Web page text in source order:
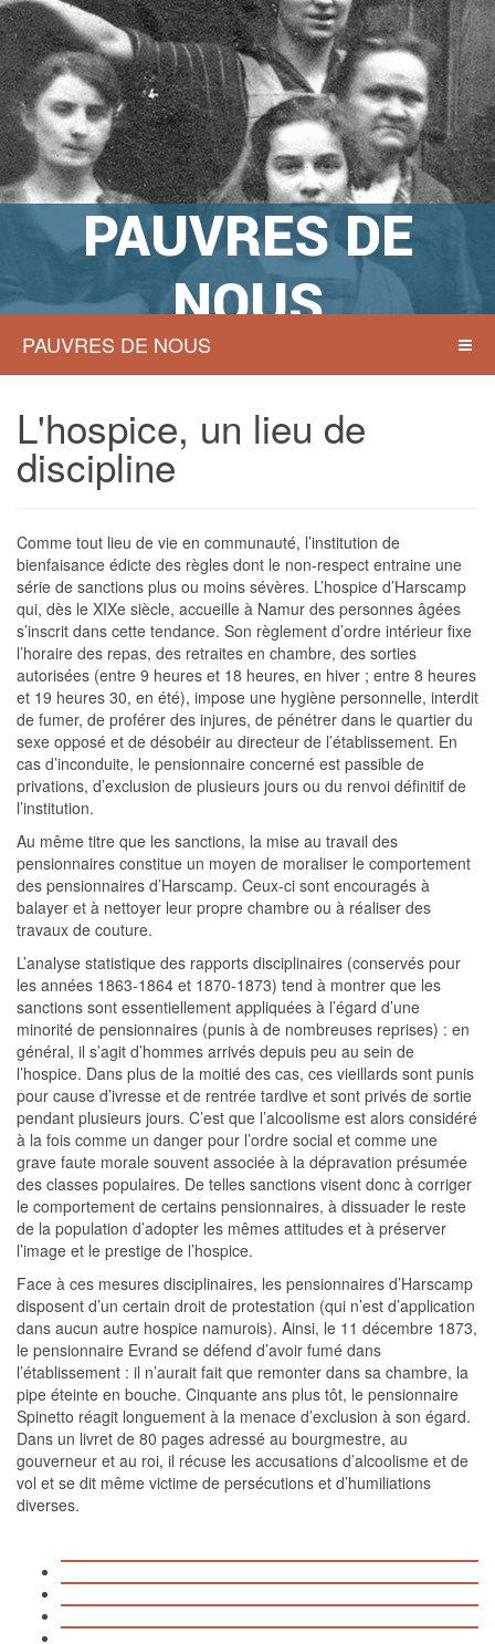
PAUVRES DE
NOUS
Actions sociales à Namur hier et
aujourd’hui
PAUVRES DE NOUS
L'hospice, un lieu de
discipline
Comme tout lieu de vie en communauté, l’institution de
bienfaisance édicte des règles dont le non-respect entraine une
série de sanctions plus ou moins sévères. L’hospice d’Harscamp
qui, dès le XIXe siècle, accueille à Namur des personnes âgées
s’inscrit dans cette tendance. Son règlement d’ordre intérieur fixe
l’horaire des repas, des retraites en chambre, des sorties
autorisées (entre 9 heures et 18 heures, en hiver ; entre 8 heures
et 19 heures 30, en été), impose une hygiène personnelle, interdit
de fumer, de proférer des injures, de pénétrer dans le quartier du
sexe opposé et de désobéir au directeur de l’établissement. En
cas d’inconduite, le pensionnaire concerné est passible de
privations, d’exclusion de plusieurs jours ou du renvoi définitif de
l’institution.
Au même titre que les sanctions, la mise au travail des
pensionnaires constitue un moyen de moraliser le comportement
des pensionnaires d’Harscamp. Ceux-ci sont encouragés à
balayer et à nettoyer leur propre chambre ou à réaliser des
travaux de couture.
L’analyse statistique des rapports disciplinaires (conservés pour
les années 1863-1864 et 1870-1873) tend à montrer que les
sanctions sont essentiellement appliquées à l’égard d’une
minorité de pensionnaires (punis à de nombreuses reprises) : en
général, il s’agit d’hommes arrivés depuis peu au sein de
l’hospice. Dans plus de la moitié des cas, ces vieillards sont punis
pour cause d’ivresse et de rentrée tardive et sont privés de sortie
pendant plusieurs jours. C’est que l’alcoolisme est alors considéré
à la fois comme un danger pour l’ordre social et comme une
grave faute morale souvent associée à la dépravation présumée
des classes populaires. De telles sanctions visent donc à corriger
le comportement de certains pensionnaires, à dissuader le reste
de la population d’adopter les mêmes attitudes et à préserver
l’image et le prestige de l’hospice.
Face à ces mesures disciplinaires, les pensionnaires d’Harscamp
disposent d’un certain droit de protestation (qui n’est d’application
dans aucun autre hospice namurois). Ainsi, le 11 décembre 1873,
le pensionnaire Evrand se défend d’avoir fumé dans
l’établissement : il n’aurait fait que remonter dans sa chambre, la
pipe éteinte en bouche. Cinquante ans plus tôt, le pensionnaire
Spinetto réagit longuement à la menace d’exclusion à son égard.
Dans un livret de 80 pages adressé au bourgmestre, au
gouverneur et au roi, il récuse les accusations d’alcoolisme et de
vol et se dit même victime de persécutions et d’humiliations
diverses.